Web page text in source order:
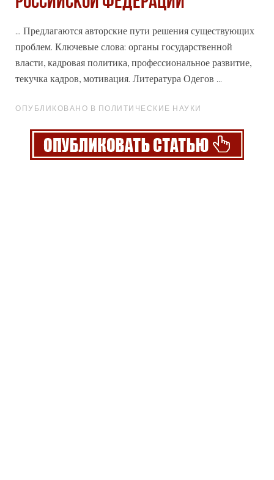
... Предлагаются авторские пути решения существующих
проблем. Ключевые слова: органы государственной
власти, кадровая политика, профессиональное развитие,
текучка кадров, мотивация. Литература Одегов ...
ОПУБЛИКОВАНО В ПОЛИТИЧЕСКИЕ НАУКИ